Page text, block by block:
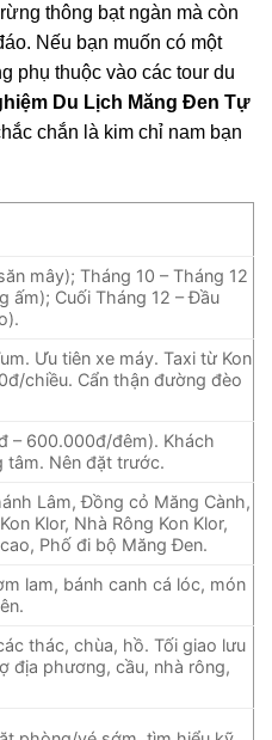
thông bạt ngàn mà còn
Nếu bạn muốn có một
phụ thuộc vào các tour du
Du Lịch Măng Đen Tự
chắn là kim chỉ nam bạn
mây); Tháng 10 – Tháng 12
ấm); Cuối Tháng 12 – Đầu
Ưu tiên xe máy. Taxi từ Kon
chiều. Cẩn thận đường đèo
– 600.000đ/đêm). Khách
tâm. Nên đặt trước.
Lâm, Đồng cỏ Măng Cành,
Klor, Nhà Rông Kon Klor,
Phố đi bộ Măng Đen.
lam, bánh canh cá lóc, món
thác, chùa, hồ. Tối giao lưu
địa phương, cầu, nhà rông,